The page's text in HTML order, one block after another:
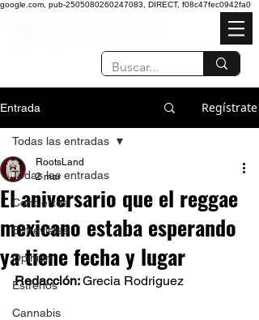
google.com, pub-2505080260247083, DIRECT, f08c47fec0942fa0
Entrada Regístrate
Todas las entradas
Conciertos
Entrevistas
Opinión
Estrenos
Cannabis
Todas las entradas
El aniversario que el reggae
mexicano estaba esperando
ya tiene fecha y lugar
RootsLand
2 mar
Redacción: Grecia Rodriguez